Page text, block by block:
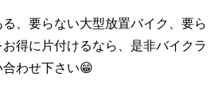
、要らない大型放置バイク、要ら
得に片付けるなら、是非バイクラ
わせ下さい😁